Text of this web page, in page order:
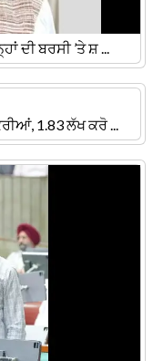
ਦੀ ਬਰਸੀ ’ਤੇ ਸ਼ ...
1.83 ਲੱਖ ਕਰੋ ...